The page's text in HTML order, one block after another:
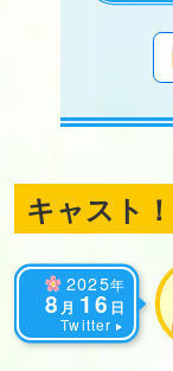
キャスト！
2025年
8月 16 日
Twitter